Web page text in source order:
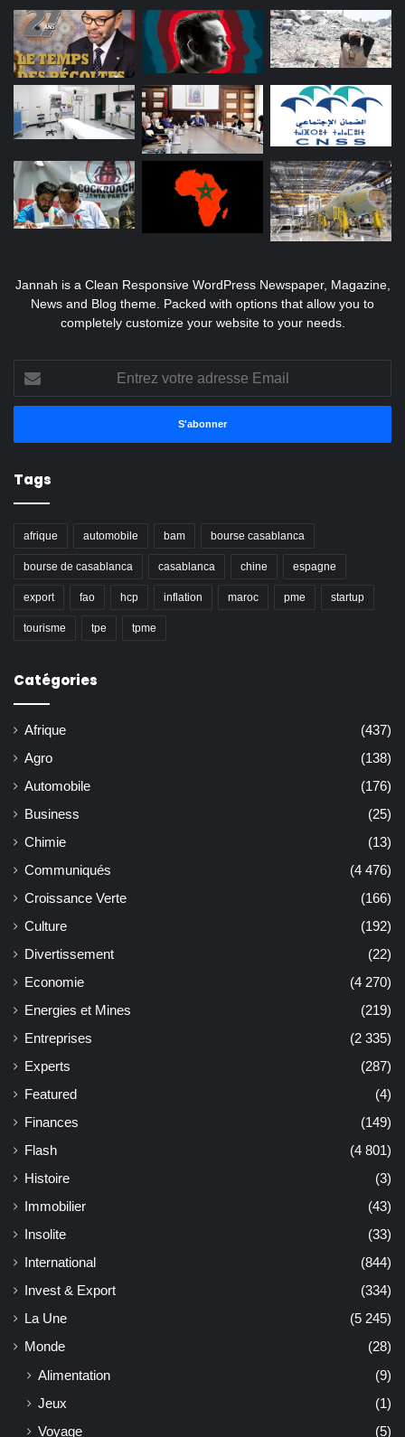
Jannah is a Clean Responsive WordPress Newspaper, Magazine,
News and Blog theme. Packed with options that allow you to
completely customize your website to your needs.
votre
adresse
Tags
afrique automobile bam bourse casablanca
bourse de casablanca casablanca chine espagne
export fao hcp inflation maroc pme startup
tourisme tpe tpme
Catégories
Afrique
(437)
Agro
(138)
Automobile
(176)
Business
(25)
Chimie
(13)
Communiqués
(4 476)
Croissance Verte
(166)
Culture
(192)
Divertissement
(22)
Economie
(4 270)
Energies et Mines
(219)
Entreprises
(2 335)
Experts
(287)
Featured
(4)
Finances
(149)
Flash
(4 801)
Histoire
(3)
Immobilier
(43)
Insolite
(33)
International
(844)
Invest & Export
(334)
La Une
(5 245)
Monde
(28)
Alimentation
(9)
Jeux
(1)
Voyage
(5)